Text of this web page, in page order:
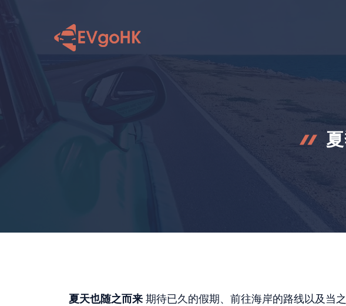
夏天也随之而来 期待已久的假期、前往海岸的路线以及当